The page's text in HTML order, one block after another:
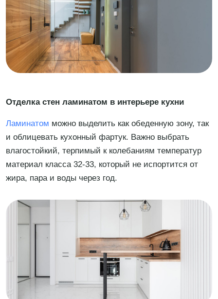
Отделка стен ламинатом в интерьере кухни
Ламинатом можно выделить как обеденную зону, так
и облицевать кухонный фартук. Важно выбрать
влагостойкий, терпимый к колебаниям температур
материал класса 32-33, который не испортится от
жира, пара и воды через год.